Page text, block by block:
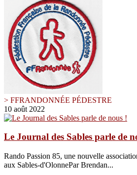
> FFRANDONNÉE PÉDESTRE
10 août 2022
Le Journal des Sables parle de
Rando Passion 85, une nouvelle
aux Sables-d'OlonnePar Brendan...